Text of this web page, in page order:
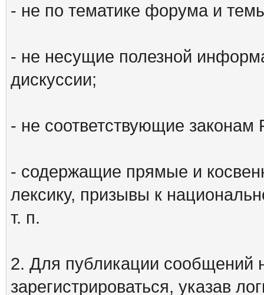
- не по тематике форума и
- не несущие полезной
дискуссии;
- не соответствующие законам
- содержащие прямые и
лексику, призывы к
т. п.
2. Для публикации сообщений
зарегистрироваться, указав